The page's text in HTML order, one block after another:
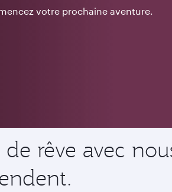
votre prochaine aventure.
rêve avec